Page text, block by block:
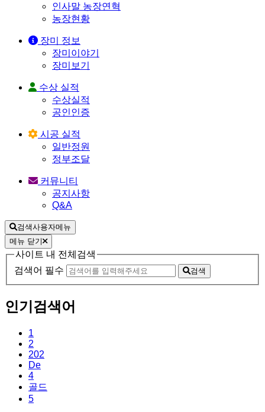
인사말 농장연혁
농장현황
장미 정보
장미이야기
장미보기
수상 실적
수상실적
공인인증
시공 실적
일반정원
정부조달
커뮤니티
공지사항
Q&A
검색사용자메뉴
메뉴 닫기
사이트 내 전체검색
검색어 필수
검색
인기검색어
1
2
202
De
4
골드
5